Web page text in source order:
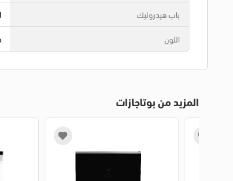
باب هيدروليك
اللون
المزيد من بوتاجازات